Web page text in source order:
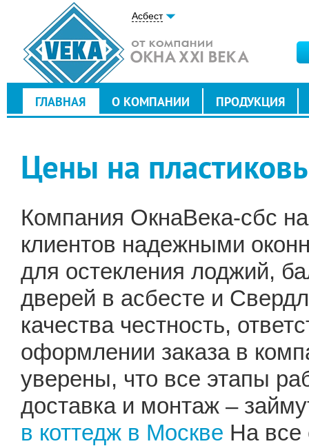
Асбест
ГЛАВНАЯ О КОМПАНИИ ПРОДУКЦИЯ
Цены на
Компания ОкнаВека-сбс
клиентов надежными
для остекления лоджий,
дверей в асбесте и
качества честность,
оформлении заказа в
уверены, что все этапы
доставка и монтаж –
в коттедж в Москве На все